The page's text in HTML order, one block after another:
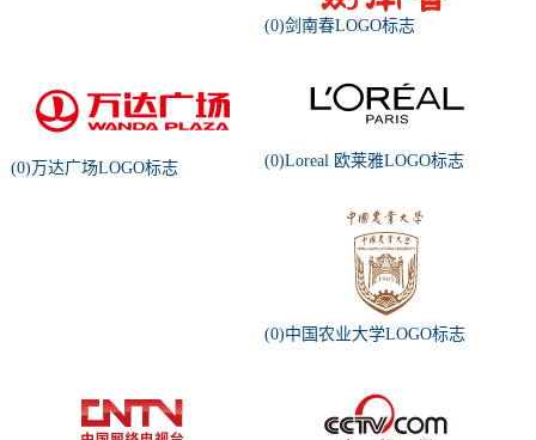
(0)剑南春LOGO标志
(0)万达广场LOGO标志 (0)Loreal 欧莱雅LOGO标志
(0)中国农业大学LOGO标志